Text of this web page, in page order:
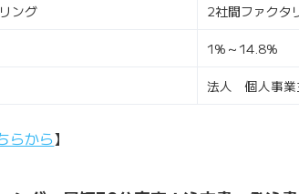
ング 2社間ファクタ
1%～14.8%
法人 個人事
らから】